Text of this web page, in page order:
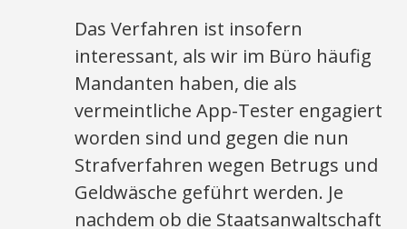
Das Verfahren ist insofern
interessant, als wir im Büro häufig
Mandanten haben, die als
vermeintliche App-Tester engagiert
worden sind und gegen die nun
Strafverfahren wegen Betrugs und
Geldwäsche geführt werden. Je
nachdem ob die Staatsanwaltschaft